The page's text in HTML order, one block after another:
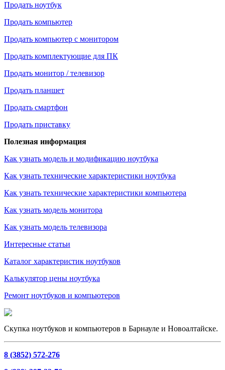
Продать ноутбук
Продать компьютер
Продать компьютер с монитором
Продать комплектующие для ПК
Продать монитор / телевизор
Продать планшет
Продать смартфон
Продать приставку
Полезная информация
Как узнать модель и модификацию ноутбука
Как узнать технические характеристики ноутбука
Как узнать технические характеристики компьютера
Как узнать модель монитора
Как узнать модель телевизора
Интересные статьи
Каталог характеристик ноутбуков
Калькулятор цены ноутбука
Ремонт ноутбуков и компьютеров
Скупка ноутбуков и компьютеров в Барнауле и Новоалтайске.
8 (3852) 572-276